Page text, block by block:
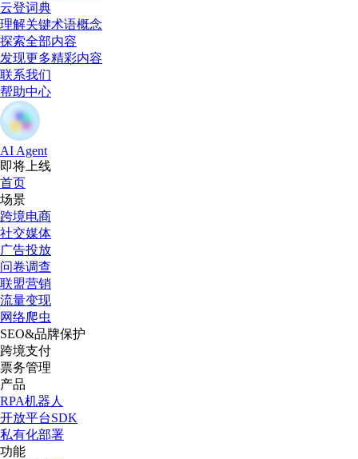
云登词典
理解关键术语概念
探索全部内容
发现更多精彩内容
联系我们
帮助中心
AI Agent
即将上线
首页
场景
跨境电商
社交媒体
广告投放
问卷调查
联盟营销
流量变现
网络爬虫
SEO&品牌保护
跨境支付
票务管理
产品
RPA机器人
开放平台SDK
私有化部署
功能